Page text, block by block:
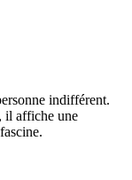
indifférent.
il affiche une